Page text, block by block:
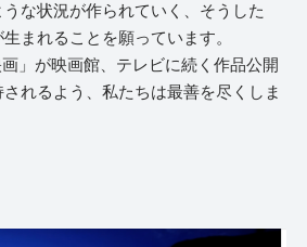
な状況が作られていく、そうした
生まれることを願っています。
」が映画館、テレビに続く作品公開
れるよう、私たちは最善を尽くしま